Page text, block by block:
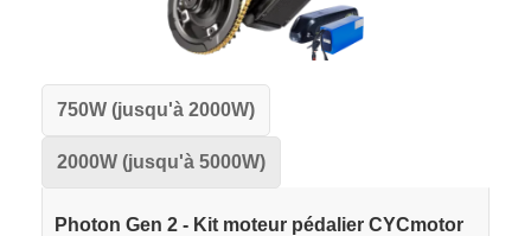
750W (jusqu'à 2000W)
2000W (jusqu'à 5000W)
Photon Gen 2 - Kit moteur pédalier CYCmotor